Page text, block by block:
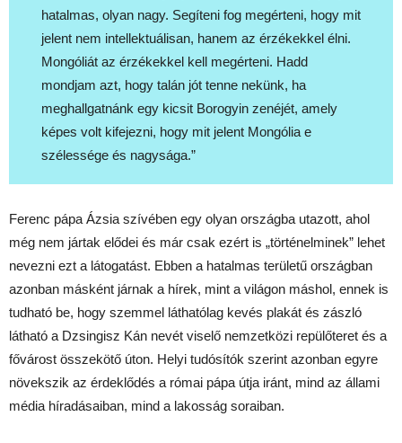
hatalmas, olyan nagy. Segíteni fog megérteni, hogy mit
jelent nem intellektuálisan, hanem az érzékekkel élni.
Mongóliát az érzékekkel kell megérteni. Hadd
mondjam azt, hogy talán jót tenne nekünk, ha
meghallgatnánk egy kicsit Borogyin zenéjét, amely
képes volt kifejezni, hogy mit jelent Mongólia e
szélessége és nagysága.”
Ferenc pápa Ázsia szívében egy olyan országba utazott, ahol
még nem jártak elődei és már csak ezért is „történelminek” lehet
nevezni ezt a látogatást. Ebben a hatalmas területű országban
azonban másként járnak a hírek, mint a világon máshol, ennek is
tudható be, hogy szemmel láthatólag kevés plakát és zászló
látható a Dzsingisz Kán nevét viselő nemzetközi repülőteret és a
fővárost összekötő úton. Helyi tudósítók szerint azonban egyre
növekszik az érdeklődés a római pápa útja iránt, mind az állami
média híradásaiban, mind a lakosság soraiban.